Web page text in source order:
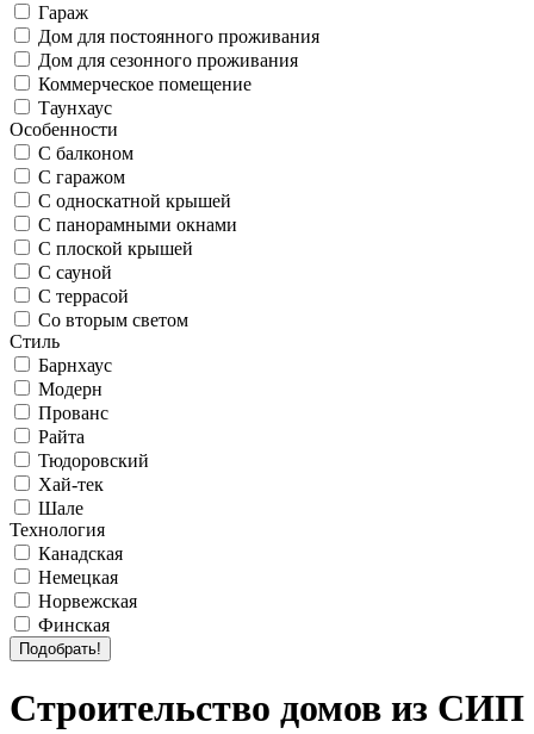
Гараж
Дом для постоянного проживания
Дом для сезонного проживания
Коммерческое помещение
Таунхаус
Особенности
С балконом
С гаражом
С односкатной крышей
С панорамными окнами
С плоской крышей
С сауной
С террасой
Со вторым светом
Стиль
Барнхаус
Модерн
Прованс
Райта
Тюдоровский
Хай-тек
Шале
Технология
Канадская
Немецкая
Норвежская
Финская
Строительство домов из СИП